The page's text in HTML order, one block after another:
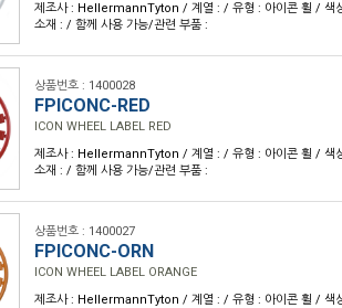
제조사 : HellermannTyton / 계열 : / 유형 : 아이콘 휠 / 색
소재 : / 함께 사용 가능/관련 부품 :
상품번호 : 1400028
FPICONC-RED
ICON WHEEL LABEL RED
제조사 : HellermannTyton / 계열 : / 유형 : 아이콘 휠 / 색
소재 : / 함께 사용 가능/관련 부품 :
상품번호 : 1400027
FPICONC-ORN
ICON WHEEL LABEL ORANGE
제조사 : HellermannTyton / 계열 : / 유형 : 아이콘 휠 / 색